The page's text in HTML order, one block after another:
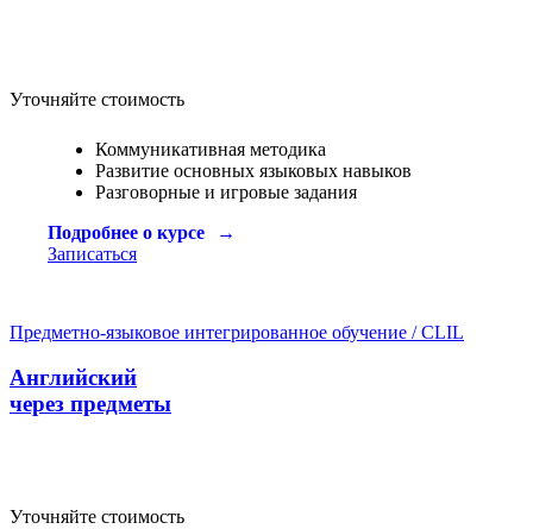
Уточняйте стоимость
Коммуникативная методика
Развитие основных языковых навыков
Разговорные и игровые задания
Подробнее о курсе
Записаться
Предметно-языковое интегрированное обучение / CLIL
Английский
через предметы
Уточняйте стоимость